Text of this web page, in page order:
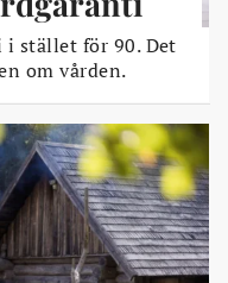
i stället för 90. Det
om vården.